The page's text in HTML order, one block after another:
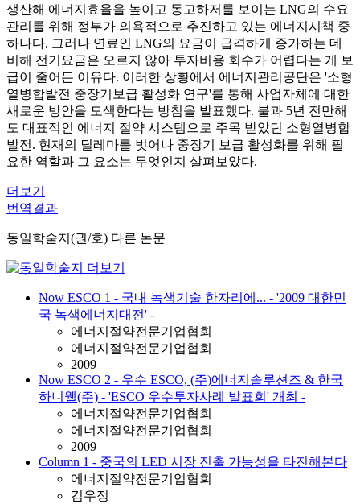
생산해 에너지효율을 높이고 동고하저를 보이는 LNG의 수요
관리를 위해 정부가 의욕적으로 추진하고 있는 에너지시책 중
하나다. 그러나 연료인 LNG의 요금이 급격하게 증가하는 데
비해 전기요금은 오르지 않아 투자비용 회수가 어렵다는 게 보
급이 줄어든 이유다. 이러한 상황에서 에너지관리공단은 '소형
열병합발전 중장기보급 활성화 연구'를 통해 사업자체에 대한
새로운 방안을 모색한다는 방침을 발표했다. 불과 5년 전만해
도 대표적인 에너지 절약 시스템으로 주목 받았던 소형열병합
발전. 현재의 딜레마를 벗어나 중장기 보급 활성화를 위해 필
요한 역할과 그 요소는 무엇인지 살펴보았다.
더보기
번역결과
동일학술지(권/호) 다른 논문
Now ESCO 1 - 국내 녹색기술 한자리에... - '2009 대한민
국 녹색에너지대전' -
에너지절약전문기업협회
에너지절약전문기업협회
2009
Now ESCO 2 - 우수 ESCO, (주)에너지솔루션즈 & 한국
하니웰(주) - 'ESCO 우수투자사례 발표회' 개최 -
에너지절약전문기업협회
에너지절약전문기업협회
2009
Column 1 - 중국의 LED 시장 진출 가능성을 타진해본다
에너지절약전문기업협회
김우정